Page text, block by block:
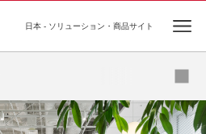
日本 - ソリューション・商品サイト